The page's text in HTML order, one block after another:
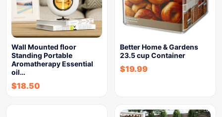
Wall Mounted floor
Standing Portable
Aromatherapy Essential
oil…
$18.50
Better Home & Gardens
23.5 cup Container
$19.99